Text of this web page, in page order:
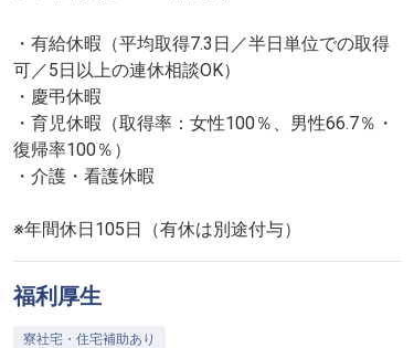
・有給休暇（平均取得7.3日／半日単位での取得
可／5日以上の連休相談OK）
・慶弔休暇
・育児休暇（取得率：女性100％、男性66.7％・
復帰率100％）
・介護・看護休暇
※年間休日105日（有休は別途付与）
福利厚生
寮社宅・住宅補助あり